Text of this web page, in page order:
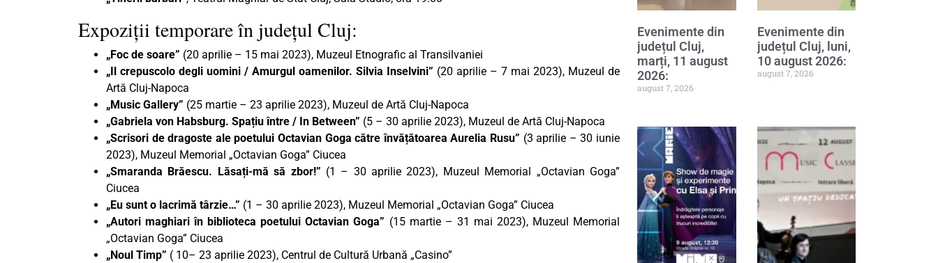
Expoziții temporare în județul Cluj:
„Foc de soare” (20 aprilie – 15 mai 2023), Muzeul Etnografic al Transilvaniei
„Il crepuscolo degli uomini / Amurgul oamenilor. Silvia Inselvini” (20 aprilie – 7 mai 2023), Muzeul de
Artă Cluj-Napoca
„Music Gallery” (25 martie – 23 aprilie 2023), Muzeul de Artă Cluj-Napoca
„Gabriela von Habsburg. Spațiu între / In Between” (5 – 30 aprilie 2023), Muzeul de Artă Cluj-Napoca
„Scrisori de dragoste ale poetului Octavian Goga către învățătoarea Aurelia Rusu” (3 aprilie – 30 iunie
2023), Muzeul Memorial „Octavian Goga” Ciucea
„Smaranda Brăescu. Lăsați-mă să zbor!” (1 – 30 aprilie 2023), Muzeul Memorial „Octavian Goga”
Ciucea
„Eu sunt o lacrimă târzie…” (1 – 30 aprilie 2023), Muzeul Memorial „Octavian Goga” Ciucea
„Autori maghiari în biblioteca poetului Octavian Goga” (15 martie – 31 mai 2023), Muzeul Memorial
„Octavian Goga” Ciucea
„Noul Timp” ( 10– 23 aprilie 2023), Centrul de Cultură Urbană „Casino”
Evenimente din
județul Cluj,
marți, 11 august
2026:
august 7, 2026
Evenimente din
județul Cluj, luni,
10 august 2026:
august 7, 2026